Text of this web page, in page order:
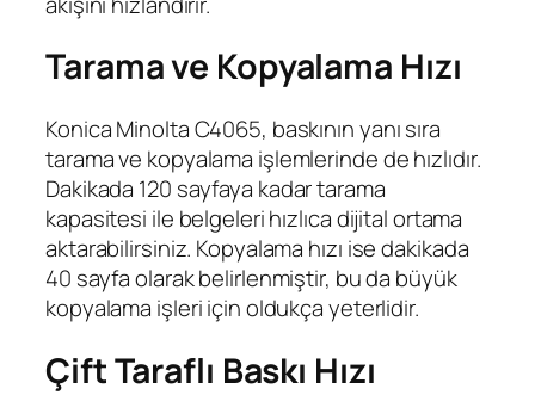
Tarama ve Kopyalama Hızı
Konica Minolta C4065, baskının yanı sıra
tarama ve kopyalama işlemlerinde de hızlıdır.
Dakikada 120 sayfaya kadar tarama
kapasitesi ile belgeleri hızlıca dijital ortama
aktarabilirsiniz. Kopyalama hızı ise dakikada
40 sayfa olarak belirlenmiştir, bu da büyük
kopyalama işleri için oldukça yeterlidir.
Çift Taraflı Baskı Hızı